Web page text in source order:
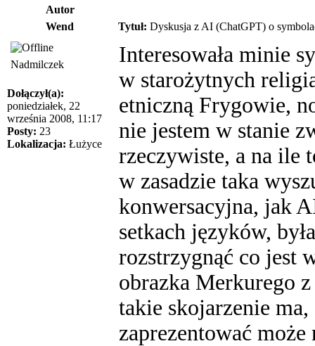
Autor
Wend
Tytuł: Dyskusja z AI (ChatGPT) o
Nadmilczek
Dołączył(a):
poniedziałek, 22
września 2008, 11:17
Posty: 23
Lokalizacja: Łużyce
Interesowała minie
w starożytnych
etniczną Frygowie,
nie jestem w stanie
rzeczywiste, a na ile
w zasadzie taka
konwersacyjna, jak
setkach języków,
rozstrzygnąć co jest
obrazka Merkurego
takie skojarzenie
zaprezentować